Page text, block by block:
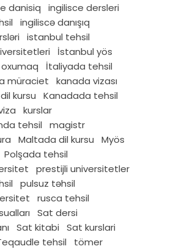
danisiq
ingilisce dersleri
ingiliscə danışıq
istanbul tehsil
İstanbul yös
İtaliyada tehsil
müraciet
kanada vizası
kursu
Kanadada tehsil
kurslar
tehsil
magistr
Maltada dil kursu
Myös
Polşada tehsil
prestijli universitetler
pulsuz təhsil
rusca tehsil
Sat dersi
Sat kitabi
Sat kurslari
tehsil
tömer